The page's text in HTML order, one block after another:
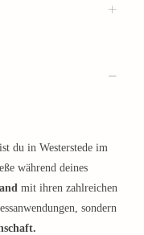
du in Westerstede im
während deines
mit ihren zahlreichen
sondern